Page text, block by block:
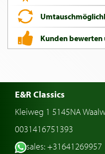
Kunden bewerten
E&R Classics
Kleiweg 1 5145NA
0031416751393
sales: +31641269957